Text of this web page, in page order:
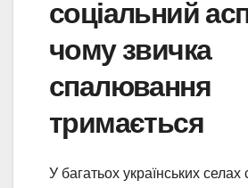
соціальний
чому звичка
спалювання
тримається
У багатьох українських